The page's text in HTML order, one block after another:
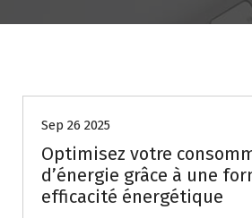
Sep 26 2025
Optimisez votre
d’énergie grâce à une
efficacité énergétique